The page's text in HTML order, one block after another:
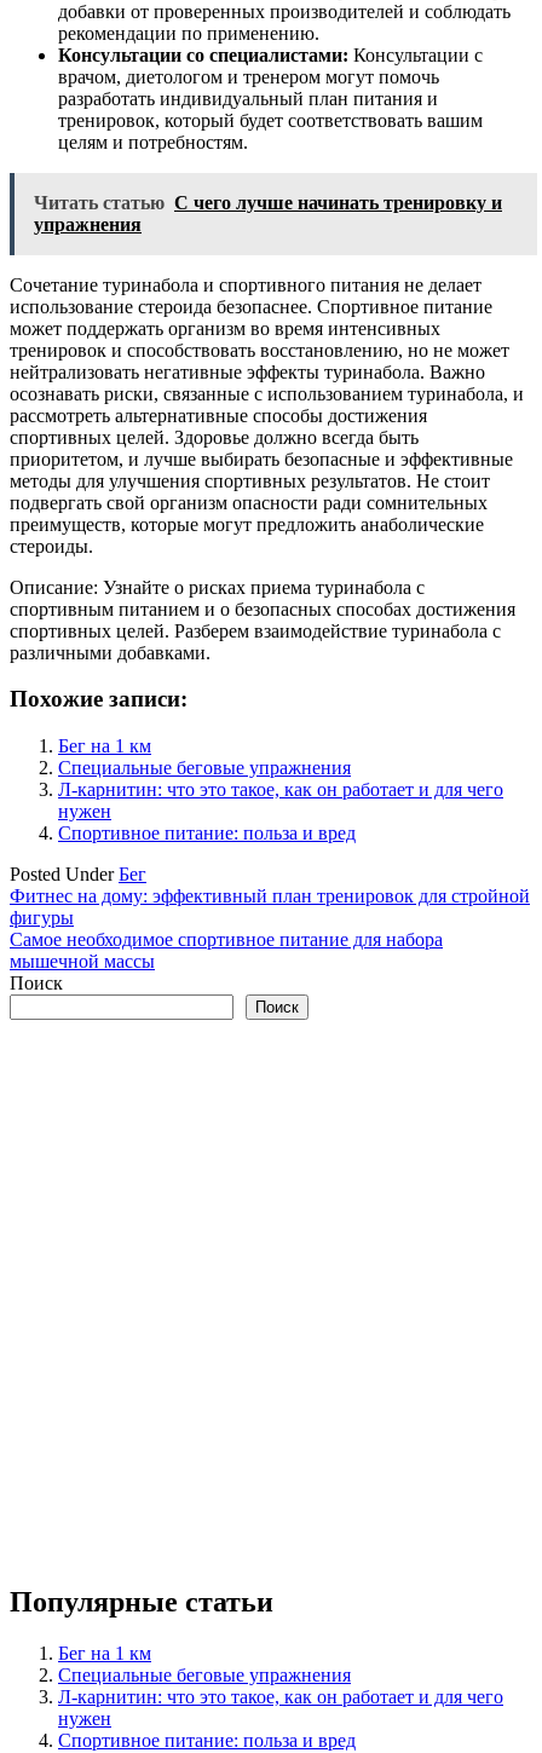
добавки от проверенных производителей и соблюдать
рекомендации по применению.
Консультации со специалистами: Консультации с
врачом, диетологом и тренером могут помочь
разработать индивидуальный план питания и
тренировок, который будет соответствовать вашим
целям и потребностям.
Читать статью С чего лучше начинать тренировку и
упражнения
Сочетание туринабола и спортивного питания не делает
использование стероида безопаснее. Спортивное питание
может поддержать организм во время интенсивных
тренировок и способствовать восстановлению, но не может
нейтрализовать негативные эффекты туринабола. Важно
осознавать риски, связанные с использованием туринабола, и
рассмотреть альтернативные способы достижения
спортивных целей. Здоровье должно всегда быть
приоритетом, и лучше выбирать безопасные и эффективные
методы для улучшения спортивных результатов. Не стоит
подвергать свой организм опасности ради сомнительных
преимуществ, которые могут предложить анаболические
стероиды.
Описание: Узнайте о рисках приема туринабола с
спортивным питанием и о безопасных способах достижения
спортивных целей. Разберем взаимодействие туринабола с
различными добавками.
Похожие записи:
Бег на 1 км
Специальные беговые упражнения
Л-карнитин: что это такое, как он работает и для чего
нужен
Спортивное питание: польза и вред
Posted UnderБег
Навигация
по
записям
Фитнес на дому: эффективный план тренировок для стройной
фигуры
Самое необходимое спортивное питание для набора
мышечной массы
Поиск
Поиск
Популярные статьи
Бег на 1 км
Специальные беговые упражнения
Л-карнитин: что это такое, как он работает и для чего
нужен
Спортивное питание: польза и вред